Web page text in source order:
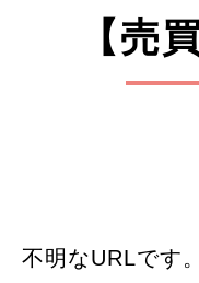
【売
不明なURLです。